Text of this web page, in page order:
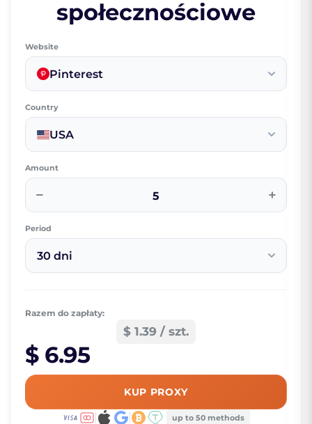
społecznościowe
Website
Pinterest
Country
USA
Amount
− +
Period
30 dni
Razem do zapłaty:
$ 1.39 / szt.
$ 6.95
KUP PROXY
up to 50 methods